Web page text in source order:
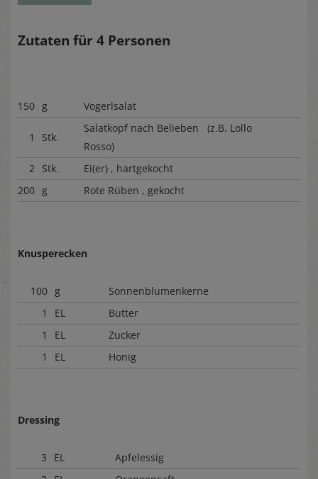
Zutaten für 4 Personen
150 g Vogerlsalat
1 Stk.
Salatkopf nach Belieben (z.B. Lollo
Rosso)
2 Stk.
Ei(er) , hartgekocht
200 g Rote Rüben , gekocht
Knusperecken
100 g
Sonnenblumenkerne
1
EL
Butter
1
EL
Zucker
1
EL Honig
Dressing
3 EL
Apfelessig